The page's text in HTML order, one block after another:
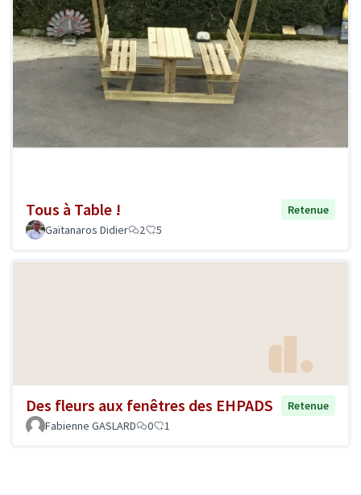
Tous à Table !
Retenue
Gaïtanaros Didier
2 5
Des fleurs aux fenêtres des EHPADS
Retenue
Fabienne GASLARD
0 1